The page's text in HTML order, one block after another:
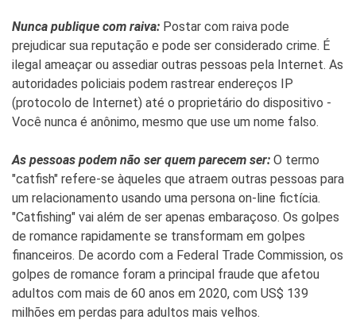
Nunca publique com raiva: Postar com raiva pode
prejudicar sua reputação e pode ser considerado crime. É
ilegal ameaçar ou assediar outras pessoas pela Internet. As
autoridades policiais podem rastrear endereços IP
(protocolo de Internet) até o proprietário do dispositivo -
Você nunca é anônimo, mesmo que use um nome falso.
As pessoas podem não ser quem parecem ser: O termo
"catfish" refere-se àqueles que atraem outras pessoas para
um relacionamento usando uma persona on-line fictícia.
"Catfishing" vai além de ser apenas embaraçoso. Os golpes
de romance rapidamente se transformam em golpes
financeiros. De acordo com a Federal Trade Commission, os
golpes de romance foram a principal fraude que afetou
adultos com mais de 60 anos em 2020, com US$ 139
milhões em perdas para adultos mais velhos.